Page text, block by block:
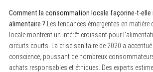
Comment la consommation locale façonne-t-elle
alimentaire ? Les tendances émergentes en
locale montrent un intérêt croissant pour
circuits courts. La crise sanitaire de 2020 a
conscience, poussant de nombreux
achats responsables et éthiques. Des experts